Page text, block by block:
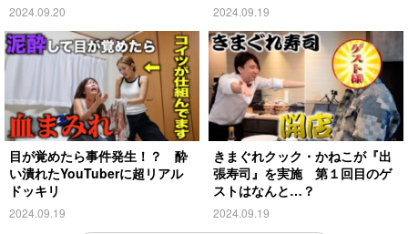
2024.09.20 2024.09.19
目が覚めたら事件発生！？ 酔
い潰れたYouTuberに超リアル
ドッキリ
2024.09.19
きまぐれクック・かねこが『出
張寿司』を実施 第１回目のゲ
ストはなんと…？
2024.09.19